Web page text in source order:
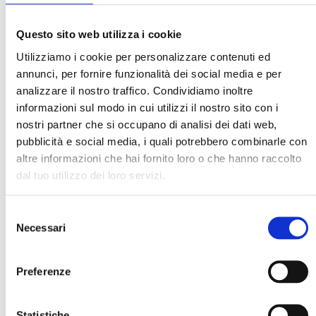
Questo sito web utilizza i cookie
Utilizziamo i cookie per personalizzare contenuti ed
annunci, per fornire funzionalità dei social media e per
analizzare il nostro traffico. Condividiamo inoltre
informazioni sul modo in cui utilizzi il nostro sito con i
nostri partner che si occupano di analisi dei dati web,
pubblicità e social media, i quali potrebbero combinarle con
altre informazioni che hai fornito loro o che hanno raccolto
dal tuo utilizzo dei loro servizi.
delNecessari
Preferenze
dell’Università e della Ricerca, Patrizio
Franceschini, Ministro della Cultura; e del mondo della
scuola, tra cui Alessandro D’Avenia, Insegnante e
Scrittore. Prenderanno parte all’evento
anche Anthony
Salcito, Vice President Microsoft Education, Silvia
Candiani, Amministratore Delegato di Microsoft
Italia ed Elvira Carzaniga, Responsabile Education di
Microsoft Italia.
ISCRIVITI SUBITO ALLA SESSIONE PLENARIA!